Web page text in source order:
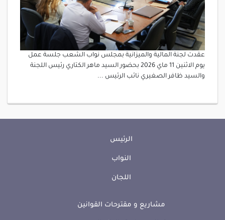
عقدت لجنة المالية والميزانية بمجلس نواب الشعب جلسة عمل
يوم الاثنين 11 ماي 2026 بحضور السيد ماهر الكتاري رئيس اللجنة
والسيد ظافر الصغيري نائب الرئيس ...
الرئيس
النواب
اللجان
مشاريع و مقترحات القوانين